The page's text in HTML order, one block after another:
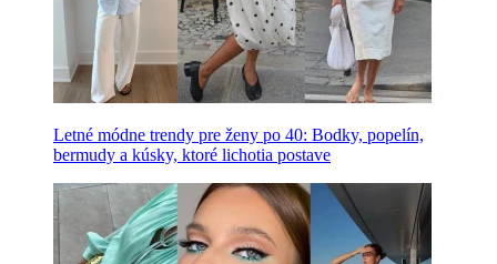
Letné módne trendy pre ženy po 40: Bodky, popelín,
bermudy a kúsky, ktoré lichotia postave